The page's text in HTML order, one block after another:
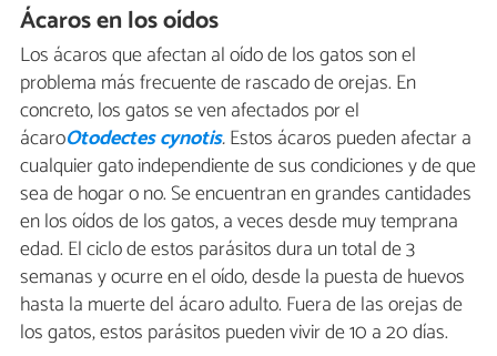
Ácaros en los oídos
Los ácaros que afectan al oído de los gatos son el
problema más frecuente de rascado de orejas. En
concreto, los gatos se ven afectados por el
ácaroOtodectes cynotis.Estos ácaros pueden afectar a
cualquier gato independiente de sus condiciones y de que
sea de hogar o no. Se encuentran en grandes cantidades
en los oídos de los gatos, a veces desde muy temprana
edad. El ciclo de estos parásitos dura un total de 3
semanas y ocurre en el oído, desde la puesta de huevos
hasta la muerte del ácaro adulto. Fuera de las orejas de
los gatos, estos parásitos pueden vivir de 10 a 20 días.